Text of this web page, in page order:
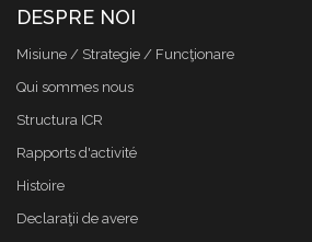
DESPRE NOI
Misiune / Strategie / Funcţionare
Qui sommes nous
Structura ICR
Rapports d'activité
Histoire
Declaraţii de avere